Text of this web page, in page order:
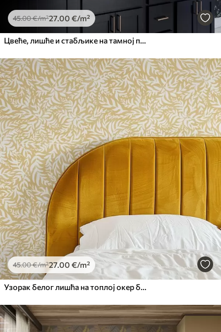
45.00€/m²27.00 €/m²
Цвеће, лишће и стабљике на тамној позадини
45.00€/m²27.00 €/m²
Узорак белог лишћа на топлој окер боји, вртложни ритам